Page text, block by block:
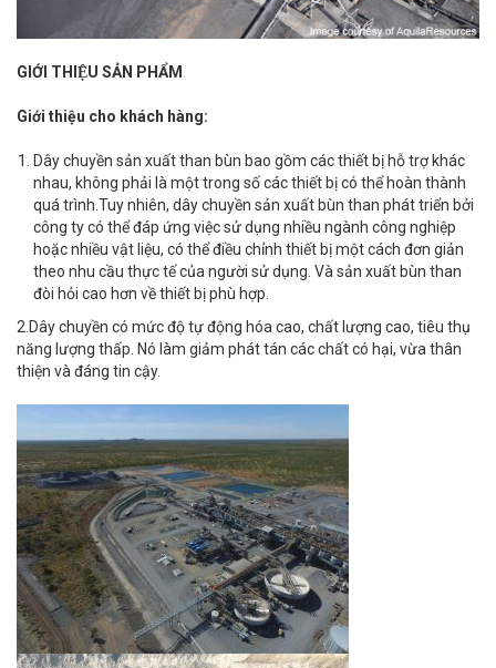
GIỚI THIỆU SẢN PHẨM
Giới thiệu cho khách hàng:
Dây chuyền sản xuất than bùn bao gồm các thiết bị hỗ trợ khác
nhau, không phải là một trong số các thiết bị có thể hoàn thành
quá trình.Tuy nhiên, dây chuyền sản xuất bùn than phát triển bởi
công ty có thể đáp ứng việc sử dụng nhiều ngành công nghiệp
hoặc nhiều vật liệu, có thể điều chỉnh thiết bị một cách đơn giản
theo nhu cầu thực tế của người sử dụng. Và sản xuất bùn than
đòi hỏi cao hơn về thiết bị phù hợp.
2.Dây chuyền có mức độ tự động hóa cao, chất lượng cao, tiêu thụ
năng lượng thấp. Nó làm giảm phát tán các chất có hại, vừa thân
thiện và đáng tin cậy.